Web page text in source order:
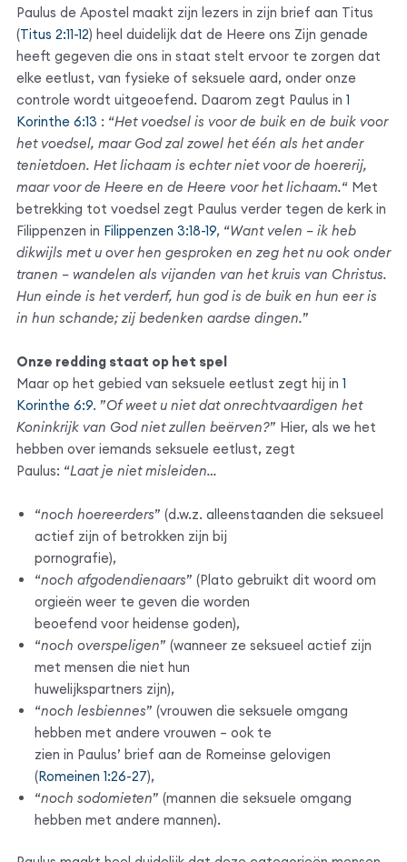
Paulus de Apostel maakt zijn lezers in zijn brief aan Titus
(Titus 2:11-12) heel duidelijk dat de Heere ons Zijn genade
heeft gegeven die ons in staat stelt ervoor te zorgen dat
elke eetlust, van fysieke of seksuele aard, onder onze
controle wordt uitgeoefend. Daarom zegt Paulus in 1
Korinthe 6:13 : “Het voedsel is voor de buik en de buik voor
het voedsel, maar God zal zowel het één als het ander
tenietdoen. Het lichaam is echter niet voor de hoererij,
maar voor de Heere en de Heere voor het lichaam.“ Met
betrekking tot voedsel zegt Paulus verder tegen de kerk in
Filippenzen in Filippenzen 3:18-19, “Want velen – ik heb
dikwijls met u over hen gesproken en zeg het nu ook onder
tranen – wandelen als vijanden van het kruis van Christus.
Hun einde is het verderf, hun god is de buik en hun eer is
in hun schande; zij bedenken aardse dingen.”
Onze redding staat op het spel
Maar op het gebied van seksuele eetlust zegt hij in 1
Korinthe 6:9. ”Of weet u niet dat onrechtvaardigen het
Koninkrijk van God niet zullen beërven?” Hier, als we het
hebben over iemands seksuele eetlust, zegt
Paulus: “Laat je niet misleiden…
“noch hoereerders” (d.w.z. alleenstaanden die seksueel
actief zijn of betrokken zijn bij
pornografie),
“noch afgodendienaars” (Plato gebruikt dit woord om
orgieën weer te geven die worden
beoefend voor heidense goden),
“noch overspeligen” (wanneer ze seksueel actief zijn
met mensen die niet hun
huwelijkspartners zijn),
“noch lesbiennes” (vrouwen die seksuele omgang
hebben met andere vrouwen – ook te
zien in Paulus’ brief aan de Romeinse gelovigen
(Romeinen 1:26-27),
“noch sodomieten” (mannen die seksuele omgang
hebben met andere mannen).